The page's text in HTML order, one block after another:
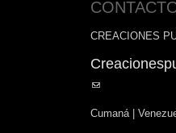
CREACIONES
(link
Cumaná |